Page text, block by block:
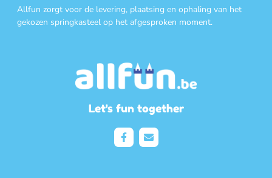
Allfun zorgt voor de levering, plaatsing en ophaling van het
gekozen springkasteel op het afgesproken moment.
Let's fun together